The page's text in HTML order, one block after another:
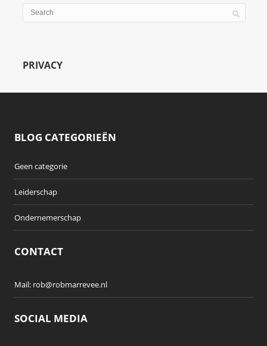
PRIVACY
BLOG CATEGORIEËN
Geen categorie
Leiderschap
Ondernemerschap
CONTACT
Mail: rob@robmarrevee.nl
SOCIAL MEDIA